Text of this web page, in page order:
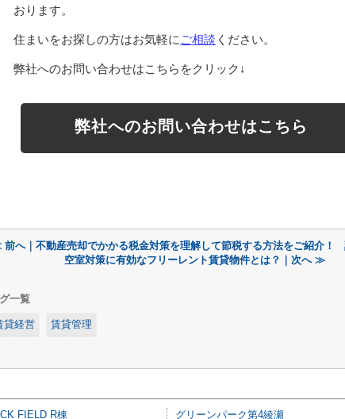
おります。
住まいをお探しの方はお気軽に ご相談 ください。
弊社へのお問い合わせはこちらをクリック↓
弊社へのお問い合わせはこちら
へ｜不動産売却でかかる税金対策を理解して節税する方法をご紹介！
空室対策に有効なフリーレント賃貸物件とは？｜次へ ≫
一覧
貸経営 賃貸管理
FIELD R棟 グリーンパーク第4綾瀬